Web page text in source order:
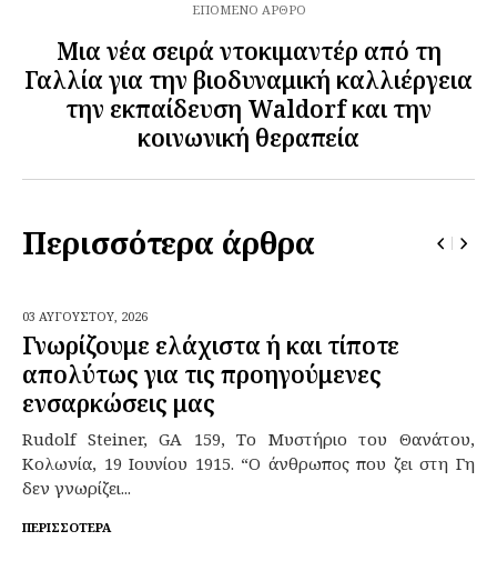
ΕΠΌΜΕΝΟ ΆΡΘΡΟ
Μια νέα σειρά ντοκιμαντέρ από τη
Γαλλία για την βιοδυναμική καλλιέργεια
την εκπαίδευση Waldorf και την
κοινωνική θεραπεία
Περισσότερα άρθρα
03 ΑΥΓΟΎΣΤΟΥ, 2026
Γνωρίζουμε ελάχιστα ή και τίποτε
απολύτως για τις προηγούμενες
ενσαρκώσεις μας
Rudolf Steiner, GA 159, Το Μυστήριο του Θανάτου,
Κολωνία, 19 Ιουνίου 1915. “Ο άνθρωπος που ζει στη Γη
δεν γνωρίζει...
ΠΕΡΙΣΣΌΤΕΡΑ